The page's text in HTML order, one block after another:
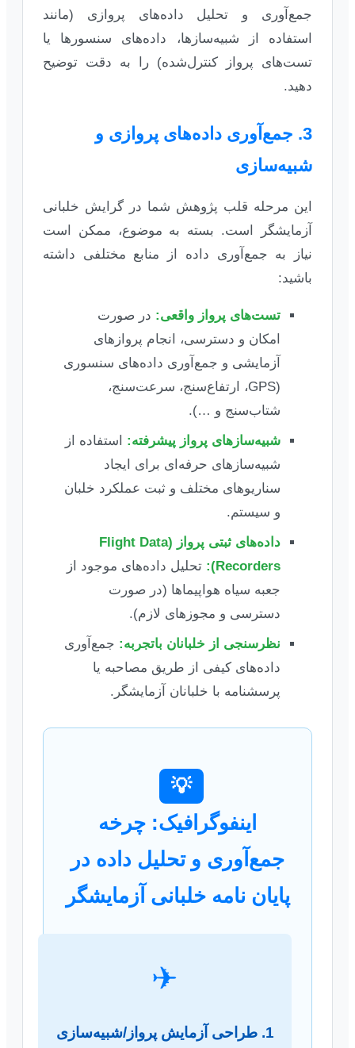
جمع‌آوری و تحلیل داده‌های پروازی (مانند
استفاده از شبیه‌سازها، داده‌های سنسورها یا
تست‌های پرواز کنترل‌شده) را به دقت توضیح
دهید.
3. جمع‌آوری داده‌های پروازی و
شبیه‌سازی
این مرحله قلب پژوهش شما در گرایش خلبانی
آزمایشگر است. بسته به موضوع، ممکن است
نیاز به جمع‌آوری داده از منابع مختلفی داشته
باشید:
تست‌های پرواز واقعی: در صورت
امکان و دسترسی، انجام پروازهای
آزمایشی و جمع‌آوری داده‌های سنسوری
(GPS، ارتفاع‌سنج، سرعت‌سنج،
شتاب‌سنج و …).
شبیه‌سازهای پرواز پیشرفته: استفاده از
شبیه‌سازهای حرفه‌ای برای ایجاد
سناریوهای مختلف و ثبت عملکرد خلبان
و سیستم.
داده‌های ثبتی پرواز (Flight Data
Recorders):
تحلیل داده‌های موجود از
جعبه سیاه هواپیماها (در صورت
دسترسی و مجوزهای لازم).
نظرسنجی از خلبانان باتجربه: جمع‌آوری
داده‌های کیفی از طریق مصاحبه یا
پرسشنامه با خلبانان آزمایشگر.
💡
اینفوگرافیک: چرخه
جمع‌آوری و تحلیل داده در
پایان نامه خلبانی آزمایشگر
✈
1. طراحی آزمایش پرواز/شبیه‌سازی